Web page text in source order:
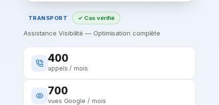
TRANSPORT ✓ Cas vérifié
Assistance Visibilité — Optimisation complète
400
appels / mois
700
vues Google / mois